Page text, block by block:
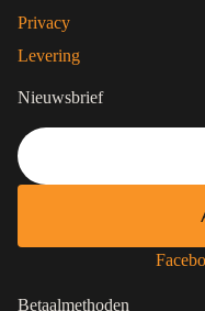
Privacy
Levering
Nieuwsbrief
Betaalmethoden
Privacybeleid